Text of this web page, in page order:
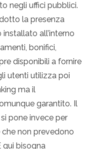
negli uffici pubblici.
la presenza
all’interno
bonifici,
disponibili a fornire
utenti utilizza poi
ma il
garantito. Il
pone invece per
non prevedono
qui bisogna